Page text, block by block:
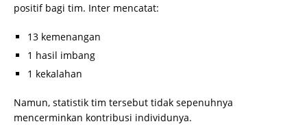
positif bagi tim. Inter mencatat:
13 kemenangan
1 hasil imbang
1 kekalahan
Namun, statistik tim tersebut tidak sepenuhnya
mencerminkan kontribusi individunya.